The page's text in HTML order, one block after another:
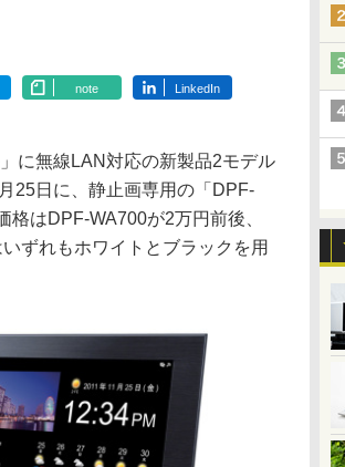
note LinkedIn
に無線LAN対応の新製品2モデル
25日に、静止画専用の「DPF-
はDPF-WA700が2万円前後、
ずれもホワイトとブラックを用